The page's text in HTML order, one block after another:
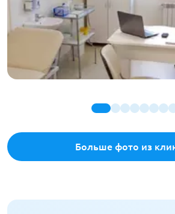
Больше фото из